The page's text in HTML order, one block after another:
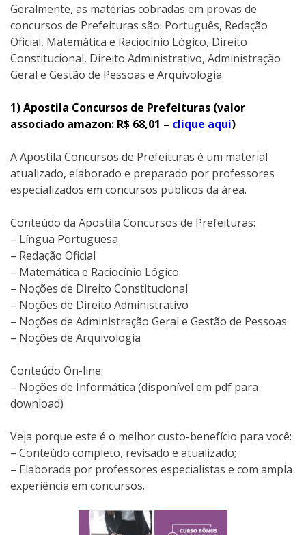
Geralmente, as matérias cobradas em provas de
concursos de Prefeituras são: Português, Redação
Oficial, Matemática e Raciocínio Lógico, Direito
Constitucional, Direito Administrativo, Administração
Geral e Gestão de Pessoas e Arquivologia.
1) Apostila Concursos de Prefeituras (valor
associado amazon: R$ 68,01 – clique aqui)
A Apostila Concursos de Prefeituras é um material
atualizado, elaborado e preparado por professores
especializados em concursos públicos da área.
Conteúdo da Apostila Concursos de Prefeituras:
– Língua Portuguesa
– Redação Oficial
– Matemática e Raciocínio Lógico
– Noções de Direito Constitucional
– Noções de Direito Administrativo
– Noções de Administração Geral e Gestão de Pessoas
– Noções de Arquivologia
Conteúdo On-line:
– Noções de Informática (disponível em pdf para
download)
Veja porque este é o melhor custo-benefício para você:
– Conteúdo completo, revisado e atualizado;
– Elaborada por professores especialistas e com ampla
experiência em concursos.